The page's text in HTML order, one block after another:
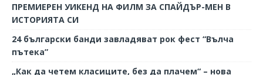
ПРЕМИЕРЕН УИКЕНД НА ФИЛМ ЗА СПАЙДЪР-МЕН В
ИСТОРИЯТА СИ
24 български банди завладяват рок фест “Вълча
пътека”
„Как да четем класиците, без да плачем“ – нова